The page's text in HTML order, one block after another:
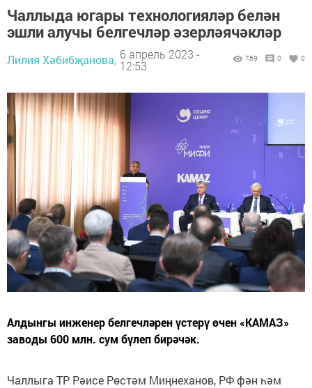
Чаллыда югары технологияләр белән
эшли алучы белгечләр әзерләячәкләр
Лилия Хәбибҗанова, 6 апрель 2023 -
12:53
759 0 0
Алдынгы инженер белгечләрен үстерү өчен «КАМАЗ»
заводы 600 млн. сум бүлеп бирәчәк.
Чаллыга ТР Рәисе Рөстәм Миңнеханов, РФ фән һәм